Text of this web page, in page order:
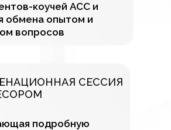
СЕССИЯ
коучей АСС и
обмена опытом и
вопросов
подробную